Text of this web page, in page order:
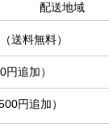
配送地域
送料無料）
追加）
円追加）